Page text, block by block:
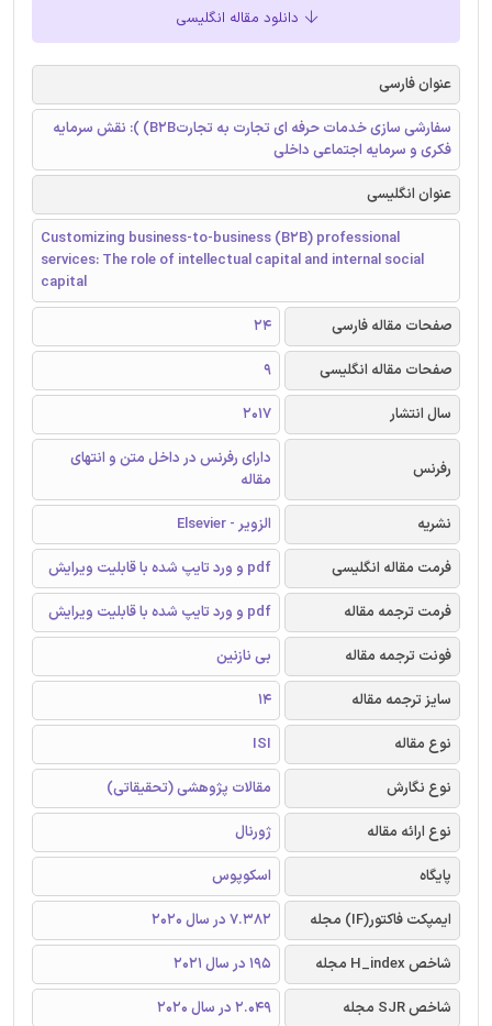
دانلود مقاله انگلیسی
عنوان فارسی
سفارشی سازی خدمات حرفه ای تجارت به تجارتB2B) ): نقش سرمایه
فکری و سرمایه اجتماعی داخلی
عنوان انگلیسی
Customizing business-to-business (B2B) professional
services: The role of intellectual capital and internal social
capital
صفحات مقاله فارسی
24
صفحات مقاله انگلیسی
9
سال انتشار
2017
رفرنس
دارای رفرنس در داخل متن و انتهای
مقاله
نشریه
الزویر - Elsevier
فرمت مقاله انگلیسی
pdf و ورد تایپ شده با قابلیت ویرایش
فرمت ترجمه مقاله
pdf و ورد تایپ شده با قابلیت ویرایش
فونت ترجمه مقاله
بی نازنین
سایز ترجمه مقاله
14
نوع مقاله
ISI
نوع نگارش
مقالات پژوهشی (تحقیقاتی)
نوع ارائه مقاله
ژورنال
پایگاه
اسکوپوس
ایمپکت فاکتور(IF) مجله
7.382 در سال 2020
شاخص H_index مجله
195 در سال 2021
شاخص SJR مجله
2.049 در سال 2020